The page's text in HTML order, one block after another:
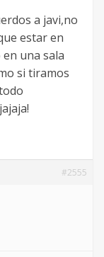
a javi,no
estar en
una sala
si tiramos
#2555